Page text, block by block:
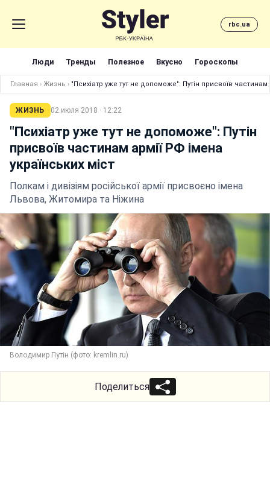
rbc.ua
Люди Тренды Полезное Вкусно Гороскопы
Главная › Жизнь › "Психіатр уже тут не допоможе": Путін присвоїв частинам
ЖИЗНЬ 02 июля 2018 · 12:22
"Психіатр уже тут не допоможе": Путін
присвоїв частинам армії РФ імена
українських міст
Полкам і дивізіям російської армії присвоєно імена
Львова, Житомира та Ніжина
Володимир Путін (фото: kremlin.ru)
Поделиться